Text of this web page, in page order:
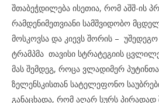
შთაბეჭდილება ისეთია, რომ აშშ-ის
რამდენიმეთვიანი სამშვიდობო
მოსკოვსა და კიევს შორის –
ტრამპმა თავისი სტრატეგიის
მას შემდეგ, როცა ვლადიმერ
ზელენსკისთან სატელეფონო
განაცხადა, რომ აღარ სურს